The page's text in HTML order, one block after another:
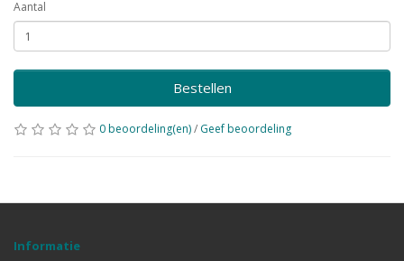
Aantal
Bestellen
0 beoordeling(en)/ Geef beoordeling
Informatie